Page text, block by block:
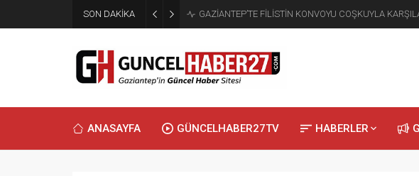
SON DAKİKA GAZİANTEP’TE FİLİSTİN KONVOYU COŞKUYLA
ANASAYFA GÜNCELHABER27TV HABERLER